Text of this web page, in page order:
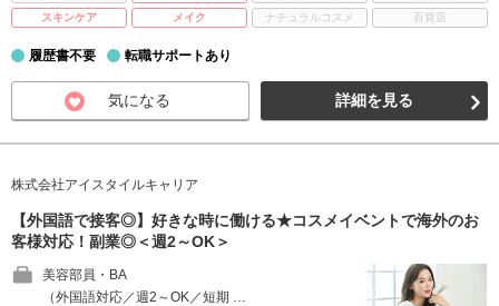
スキンケア
メイク ナチュラルコスメ 百貨店
履歴書不要 転職サポートあり
気になる 詳細を見る
株式会社アイスタイルキャリア
【外国語で接客◎】好きな時に働ける★コスメイベントで海外のお
客様対応！副業◎＜週2～OK＞
美容部員・BA
（外国語対応／週2～OK／短期 …